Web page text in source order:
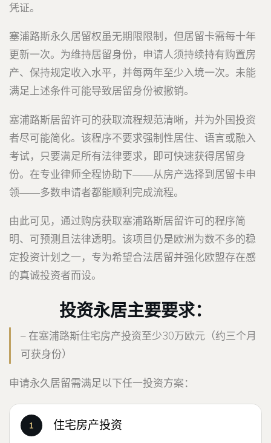
凭证。
塞浦路斯永久居留权虽无期限限制，但居留卡需每十年
更新一次。为维持居留身份，申请人须持续持有购置房
产、保持规定收入水平，并每两年至少入境一次。未能
满足上述条件可能导致居留身份被撤销。
塞浦路斯居留许可的获取流程规范清晰，并为外国投资
者尽可能简化。该程序不要求强制性居住、语言或融入
考试，只要满足所有法律要求，即可快速获得居留身
份。在专业律师全程协助下——从房产选择到居留卡申
领——多数申请者都能顺利完成流程。
由此可见，通过购房获取塞浦路斯居留许可的程序简
明、可预测且法律透明。该项目仍是欧洲为数不多的稳
定投资计划之一，专为希望合法居留并强化欧盟存在感
的真诚投资者而设。
投资永居主要要求：
– 在塞浦路斯住宅房产投资至少30万欧元（约三个月
可获身份）
申请永久居留需满足以下任一投资方案：
住宅房产投资